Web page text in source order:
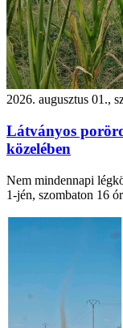
2026. augusztus 01.,
Látványos
közelében
Nem mindennapi
1-jén, szombaton 16